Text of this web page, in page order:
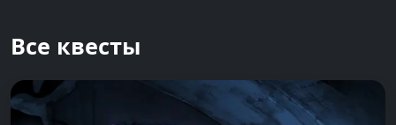
Все квесты